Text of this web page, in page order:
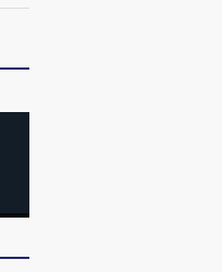
Z世代 用街头抗争将教
商旅对话】华住集团